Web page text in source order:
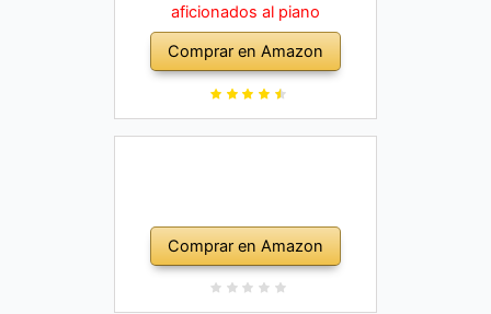
aficionados al piano
Comprar en Amazon
Comprar en Amazon